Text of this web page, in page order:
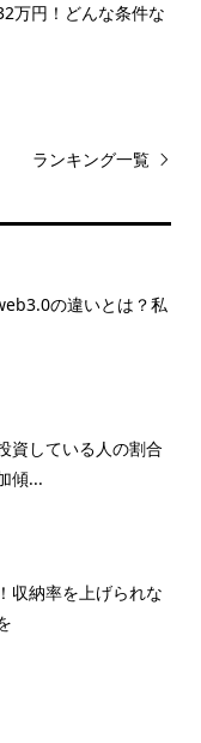
万円！どんな条件な
ランキング一覧
の違いとは？私
資している人の割合
傾...
収納率を上げられな